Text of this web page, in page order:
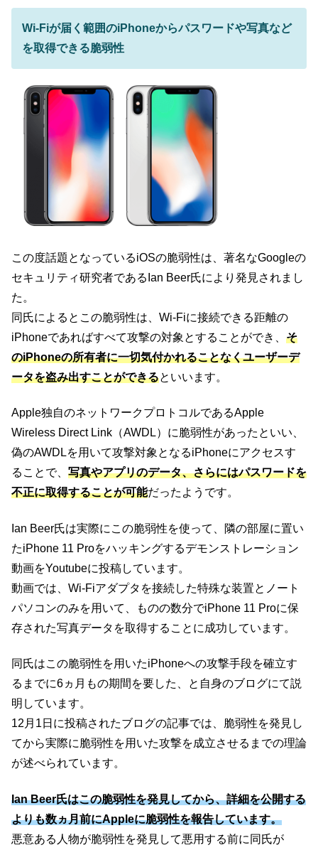
Wi-Fiが届く範囲のiPhoneからパスワードや写真など
を取得できる脆弱性
この度話題となっているiOSの脆弱性は、著名なGoogleの
セキュリティ研究者であるIan Beer氏により発見されまし
た。
同氏によるとこの脆弱性は、Wi-Fiに接続できる距離の
iPhoneであればすべて攻撃の対象とすることができ、 そ
のiPhoneの所有者に一切気付かれることなくユーザーデ
ータを盗み出すことができるといいます。
Apple独自のネットワークプロトコルであるApple
Wireless Direct Link（AWDL）に脆弱性があったといい、
偽のAWDLを用いて攻撃対象となるiPhoneにアクセスす
ることで、 写真やアプリのデータ、さらにはパスワードを
不正に取得することが可能だったようです。
Ian Beer氏は実際にこの脆弱性を使って、隣の部屋に置い
たiPhone 11 Proをハッキングするデモンストレーション
動画をYoutubeに投稿しています。
動画では、Wi-Fiアダプタを接続した特殊な装置とノート
パソコンのみを用いて、ものの数分でiPhone 11 Proに保
存された写真データを取得することに成功しています。
同氏はこの脆弱性を用いたiPhoneへの攻撃手段を確立す
るまでに6ヵ月もの期間を要した、と自身のブログにて説
明しています。
12月1日に投稿されたブログの記事では、脆弱性を発見し
てから実際に脆弱性を用いた攻撃を成立させるまでの理論
が述べられています。
Ian Beer氏はこの脆弱性を発見してから、詳細を公開する
よりも数ヵ月前にAppleに脆弱性を報告しています。
悪意ある人物が脆弱性を発見して悪用する前に同氏が